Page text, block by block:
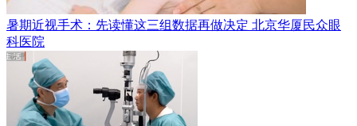
暑期近视手术：先读懂这三组数据再做决定 北京华厦民众眼
科医院